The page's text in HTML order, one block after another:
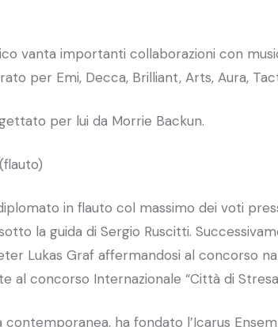
vanta importanti collaborazioni con
per Emi, Decca, Brilliant, Arts, Aura,
per lui da Morrie Backun.
(flauto)
in flauto col massimo dei voti
sotto la guida di Sergio Ruscitti.
Lukas Graf affermandosi al concorso
al concorso Internazionale “Città di
contemporanea, ha fondato l’Icarus